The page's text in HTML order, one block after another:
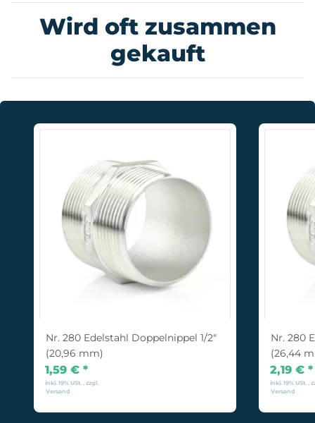
Wird oft zusammen
gekauft
Nr. 280 Edelstahl Doppelnippel 1/2"
(20,96 mm)
1,59 € *
inkl. 19% USt. , zzgl.
Versand
Nr. 280
(26,44
2,19 € *
inkl. 19% USt. ,
Versand